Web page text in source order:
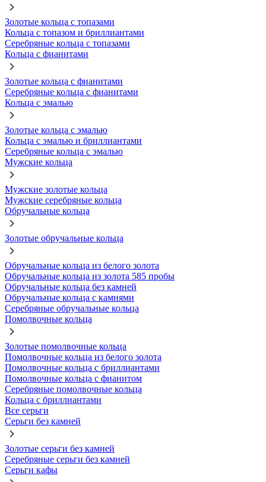
Золотые кольца с топазами
Кольца с топазом и бриллиантами
Серебряные кольца с топазами
Кольца с фианитами
Золотые кольца с фианитами
Серебряные кольца с фианитами
Кольца с эмалью
Золотые кольца с эмалью
Кольца с эмалью и бриллиантами
Серебряные кольца с эмалью
Мужские кольца
Мужские золотые кольца
Мужские серебряные кольца
Обручальные кольца
Золотые обручальные кольца
Обручальные кольца из белого золота
Обручальные кольца из золота 585 пробы
Обручальные кольца без камней
Обручальные кольца с камнями
Серебряные обручальные кольца
Помолвочные кольца
Золотые помолвочные кольца
Помолвочные кольца из белого золота
Помолвочные кольца с бриллиантами
Помолвочные кольца с фианитом
Серебряные помолвочные кольца
Кольца с бриллиантами
Все серьги
Серьги без камней
Золотые серьги без камней
Серебряные серьги без камней
Серьги кафы